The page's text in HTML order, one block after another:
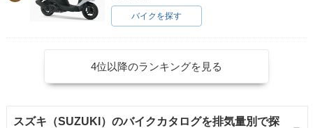
バイクを探す
4位以降のランキングを見る
スズキ（SUZUKI）のバイクカタログを排気量別で探